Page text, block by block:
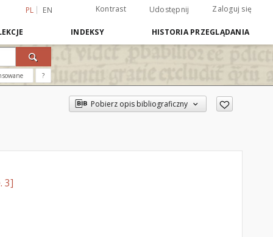
PL EN Kontrast Udostępnij Zaloguj się
INDEKSY HISTORIA PRZEGLĄDANIA
?
Pobierz opis bibliograficzny
3]